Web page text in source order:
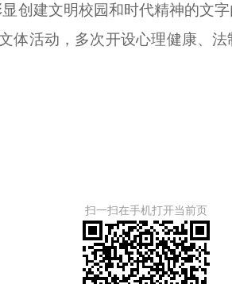
创建文明校园和时代精神的文
体活动，多次开设心理健康、
扫一扫在手机打开当前页